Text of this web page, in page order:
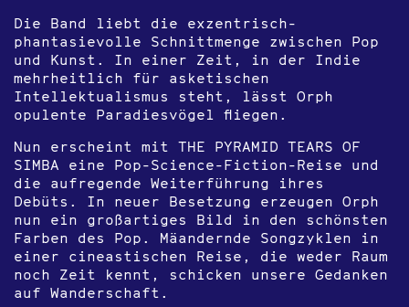
Die Band liebt die exzentrisch-
phantasievolle Schnittmenge zwischen Pop
und Kunst. In einer Zeit, in der Indie
mehrheitlich für asketischen
Intellektualismus steht, lässt Orph
opulente Paradiesvögel fliegen.
Nun erscheint mit THE PYRAMID TEARS OF
SIMBA eine Pop-Science-Fiction-Reise und
die aufregende Weiterführung ihres
Debüts. In neuer Besetzung erzeugen Orph
nun ein großartiges Bild in den schönsten
Farben des Pop. Mäandernde Songzyklen in
einer cineastischen Reise, die weder Raum
noch Zeit kennt, schicken unsere Gedanken
auf Wanderschaft.